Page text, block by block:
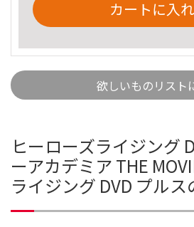
カートに入
欲しいものリスト
ヒーローズライジング
ーアカデミア THE
ライジング DVD プル